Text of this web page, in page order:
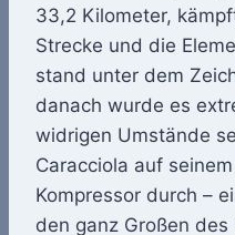
33,2 Kilometer,
Strecke und die
stand unter dem
danach wurde es
widrigen Umstände
Caracciola auf
Kompressor durch –
den ganz Großen